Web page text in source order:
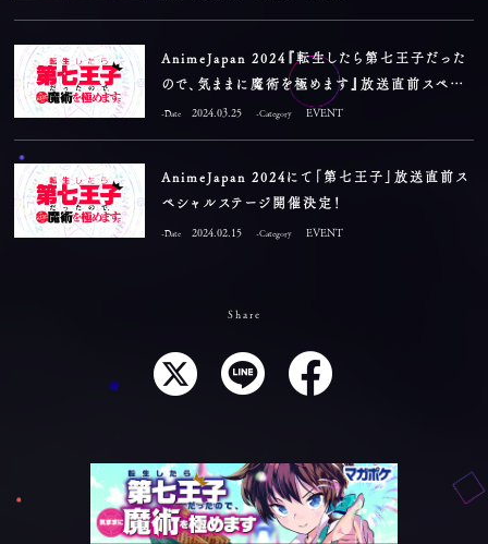
AnimeJapan 2024『転生したら第七王子だった
ので、気ままに魔術を極めます』放送直前スペ
シャルステージ オフィシャルレポート到着！
-Date 2024.03.25 -Category EVENT
AnimeJapan 2024にて「第七王子」放送直前ス
ペシャルステージ開催決定！
-Date 2024.02.15 -Category EVENT
Share